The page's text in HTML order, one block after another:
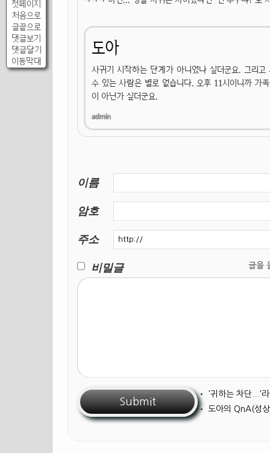
첫페이지
처음으로
글끝으로
댓글보기
댓글달기
이동막대
도아
사귀기 시작하는 단계가 아니었나 싶더군요. 그리
수 있는 사람은 별로 없습니다. 오후 11시이니까 가
이 아닌가 싶더군요.
이름
암호
주소
비밀글
글을
• '귀하는 차단...'
• 도아의 QnA(성